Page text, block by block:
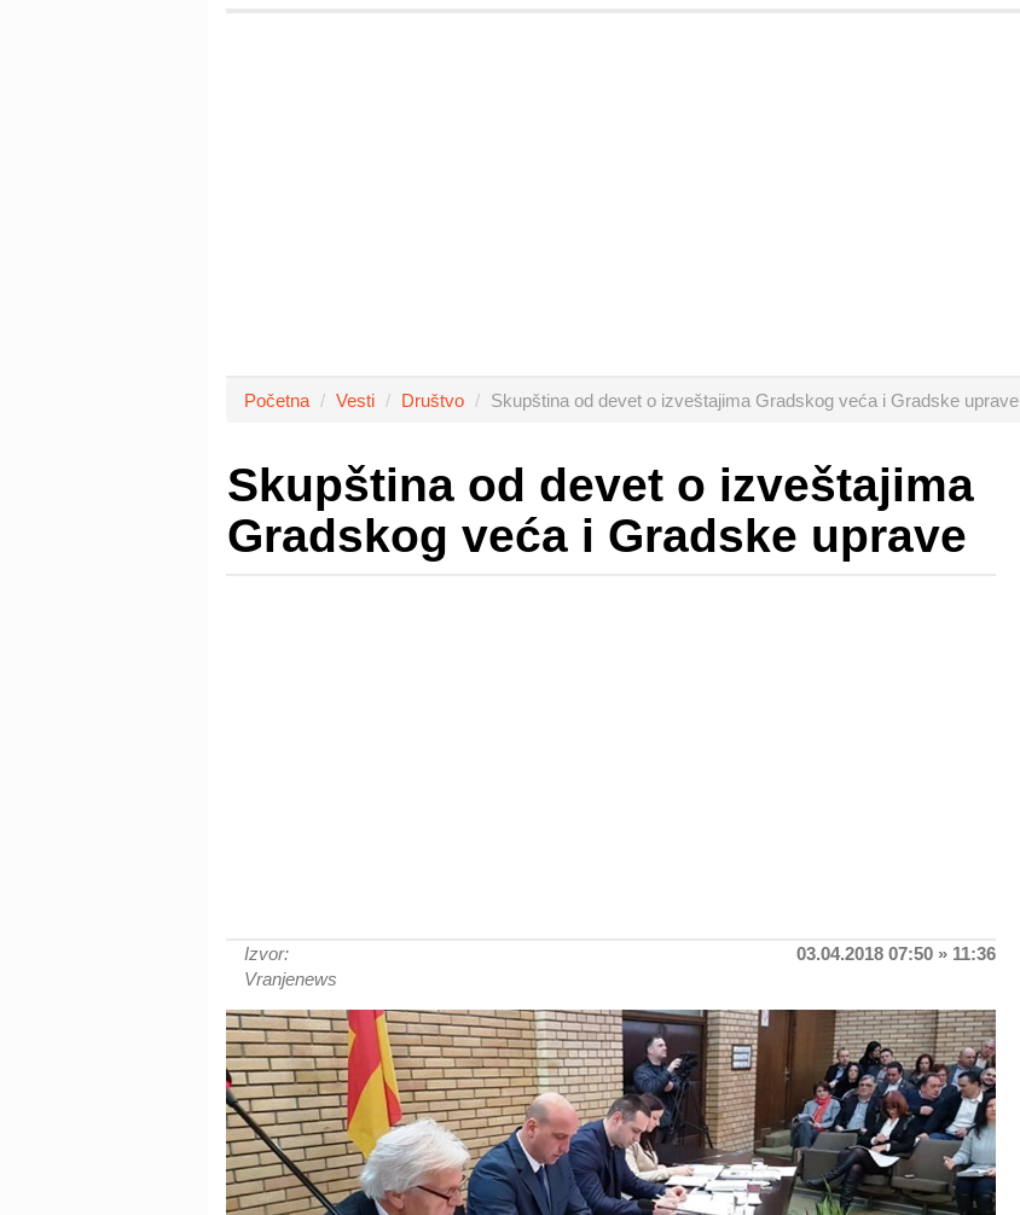
Početna Vesti Društvo Skupština od devet o izveštajima Gradskog veća i Gradske uprave
Skupština od devet o izveštajima
Gradskog veća i Gradske uprave
Izvor:
Vranjenews
03.04.2018 07:50 » 11:36